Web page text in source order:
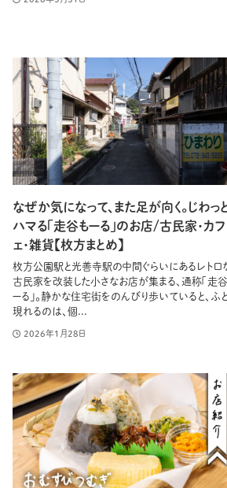
なぜか気になって、また足が向く。じわっと
ハマる「走谷もーる」のお店/古民家・カフ
ェ・雑貨【枚方まとめ】
枚方公園駅と光善寺駅の中間ぐらいにあるレトロ
古民家を改装した小さなお店が集まる、通称「走
ーる」。静かな住宅街をのんびり歩いていると、ふと
現れるのは、個...
2026年1月28日